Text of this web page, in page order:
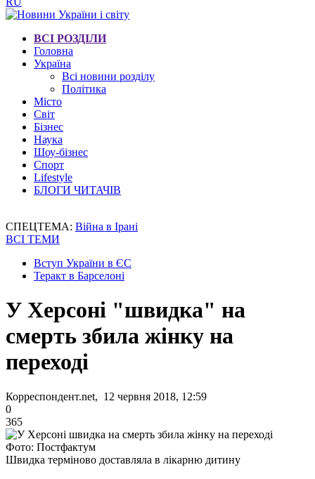
ВСІ РОЗДІЛИ
Головна
Україна
Всі новини розділу
Політика
Місто
Світ
Бізнес
Наука
Шоу-бізнес
Спорт
Lifestyle
БЛОГИ ЧИТАЧІВ
СПЕЦТЕМА: Війна в Ірані
ВСІ ТЕМИ
Вступ України в ЄС
Теракт в Барселоні
У Херсоні "швидка" на
смерть збила жінку на
переході
Корреспондент.net, 12 червня 2018, 12:59
0
365
Фото: Постфактум
Швидка терміново доставляла в лікарню дитину